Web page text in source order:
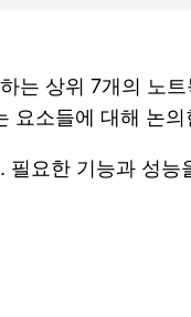
는 상위 7개의 노
요소들에 대해 논의
요한 기능과 성